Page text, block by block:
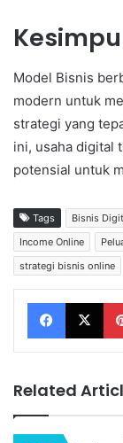
Model Bisnis
modern untuk
strategi yang
ini, usaha digital
potensial untuk
Tags Bisnis
Income Online
strategi bisnis online
Facebook X
Related